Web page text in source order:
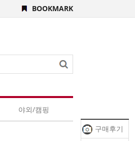
구매후기
BOOKMARK
야외/캠핑